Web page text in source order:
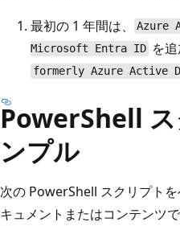
最初の 1 年間は、
Azure
Microsoft Entra ID を
formerly Azure Active
PowerShell
ンプル
次の PowerShell スクリプト
キュメントまたはコンテンツ